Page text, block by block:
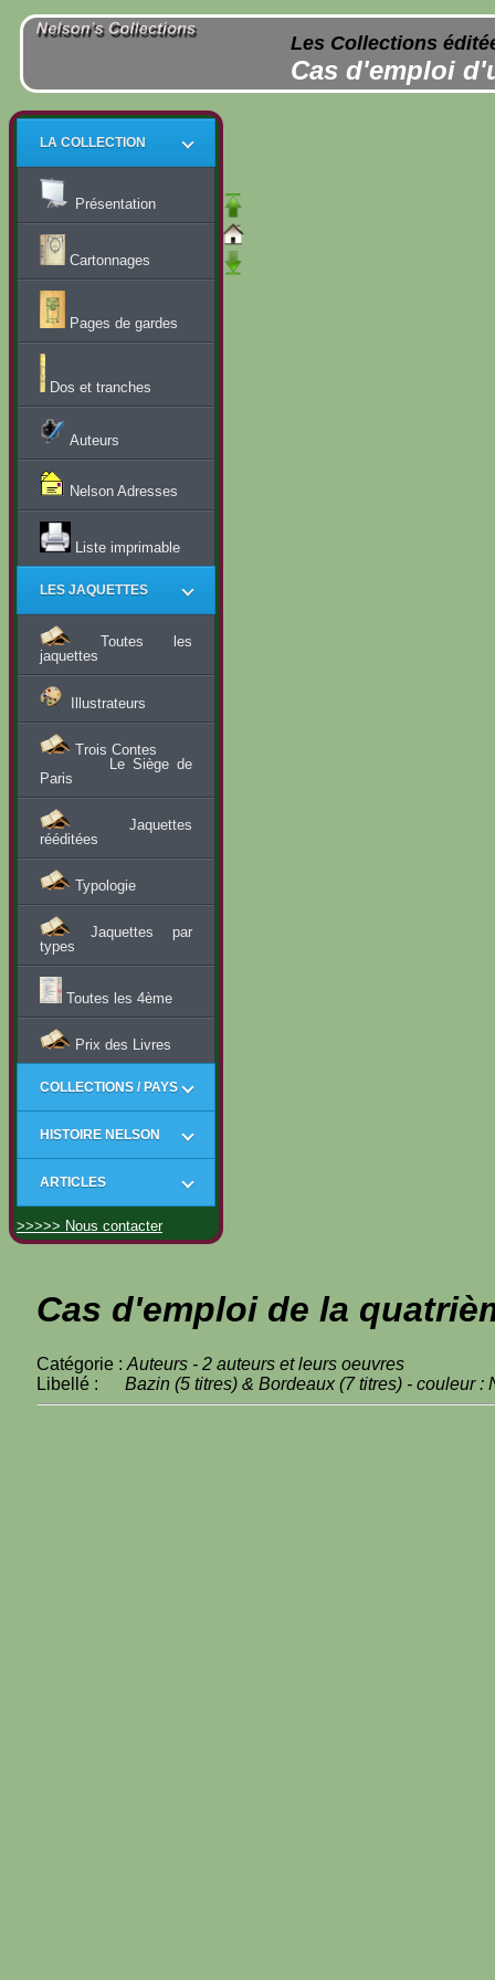
Les Collections
Cas d'emploi
LA COLLECTION
Présentation
Cartonnages
Pages de gardes
Dos et tranches
Auteurs
Nelson Adresses
Liste imprimable
LES JAQUETTES
Toutes les
jaquettes
Illustrateurs
Trois Contes
Le Siège de
Paris
Jaquettes
rééditées
Typologie
Jaquettes par
types
Toutes les 4ème
Prix des Livres
COLLECTIONS / PAYS
HISTOIRE NELSON
ARTICLES
>>>>> Nous contacter
Cas d'emploi de la
Catégorie : Auteurs - 2 auteurs et leurs oeuvres
Libellé : Bazin (5 titres) & Bordeaux (7 titres) - couleur :